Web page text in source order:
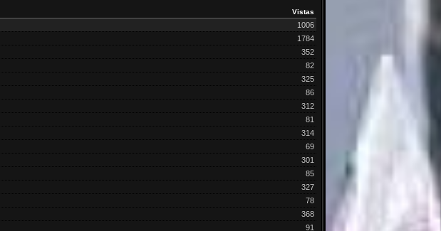
Vistas
1006
1784
352
82
325
86
312
81
314
69
301
85
327
78
368
91